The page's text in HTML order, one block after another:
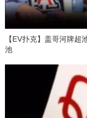
【EV扑克】盖哥河牌
池